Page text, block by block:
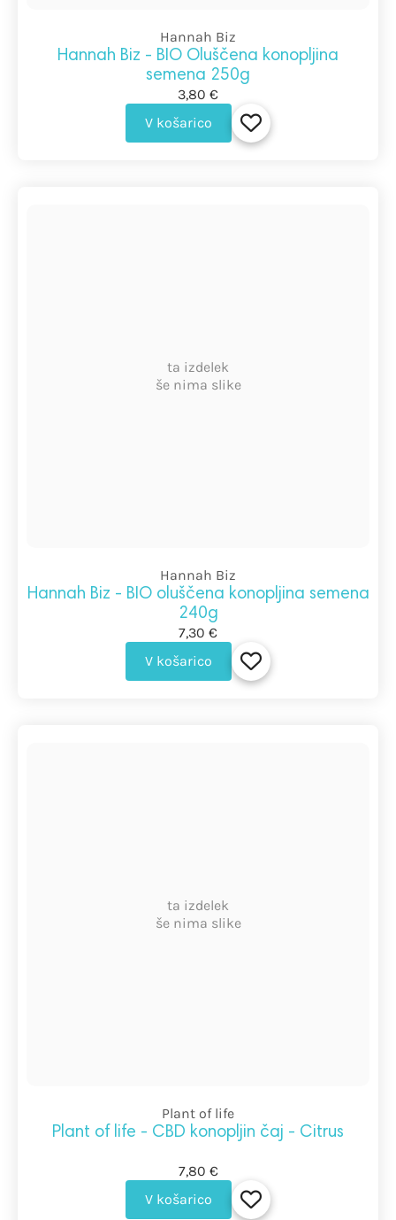
Hannah Biz
Hannah Biz - BIO Oluščena konopljina
semena 250g
3,80 €
V košarico
ta izdelek
še nima slike
Hannah Biz
Hannah Biz - BIO oluščena konopljina semena
240g
7,30 €
V košarico
ta izdelek
še nima slike
Plant of life
Plant of life - CBD konopljin čaj - Citrus
7,80 €
V košarico